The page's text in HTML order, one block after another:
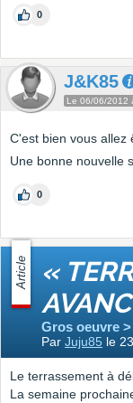
0
J&K85
Le 06/06/2012
C'est bien vous allez
Une bonne nouvelle
0
Article «
Gros oeuvre
Par Juju85 le
Le terrassement à
La semaine